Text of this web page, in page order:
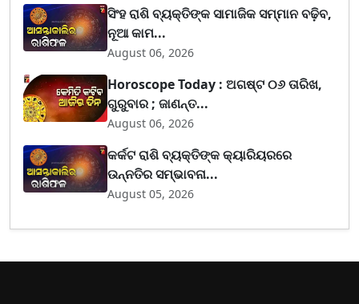
ସିଂହ ରାଶି ବ୍ୟକ୍ତିଙ୍କ ସାମାଜିକ ସମ୍ମାନ ବଢ଼ିବ,
ନୂଆ କାମ...
August 06, 2026
Horoscope Today : ଅଗଷ୍ଟ ୦୬ ତାରିଖ,
ଗୁରୁବାର ; ଜାଣନ୍ତ...
August 06, 2026
କର୍କଟ ରାଶି ବ୍ୟକ୍ତିଙ୍କ କ୍ୟାରିୟରରେ
ଉନ୍ନତିର ସମ୍ଭାବନା...
August 05, 2026